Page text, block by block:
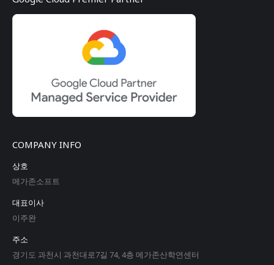
COMPANY INFO
상호
메가존소프트
대표이사
이주완
주소
경기도 과천시 과천대로7길 74, 4층 메가존산학연센터